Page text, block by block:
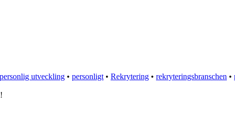
personlig utveckling • personligt • Rekrytering • rekryteringsbranschen •